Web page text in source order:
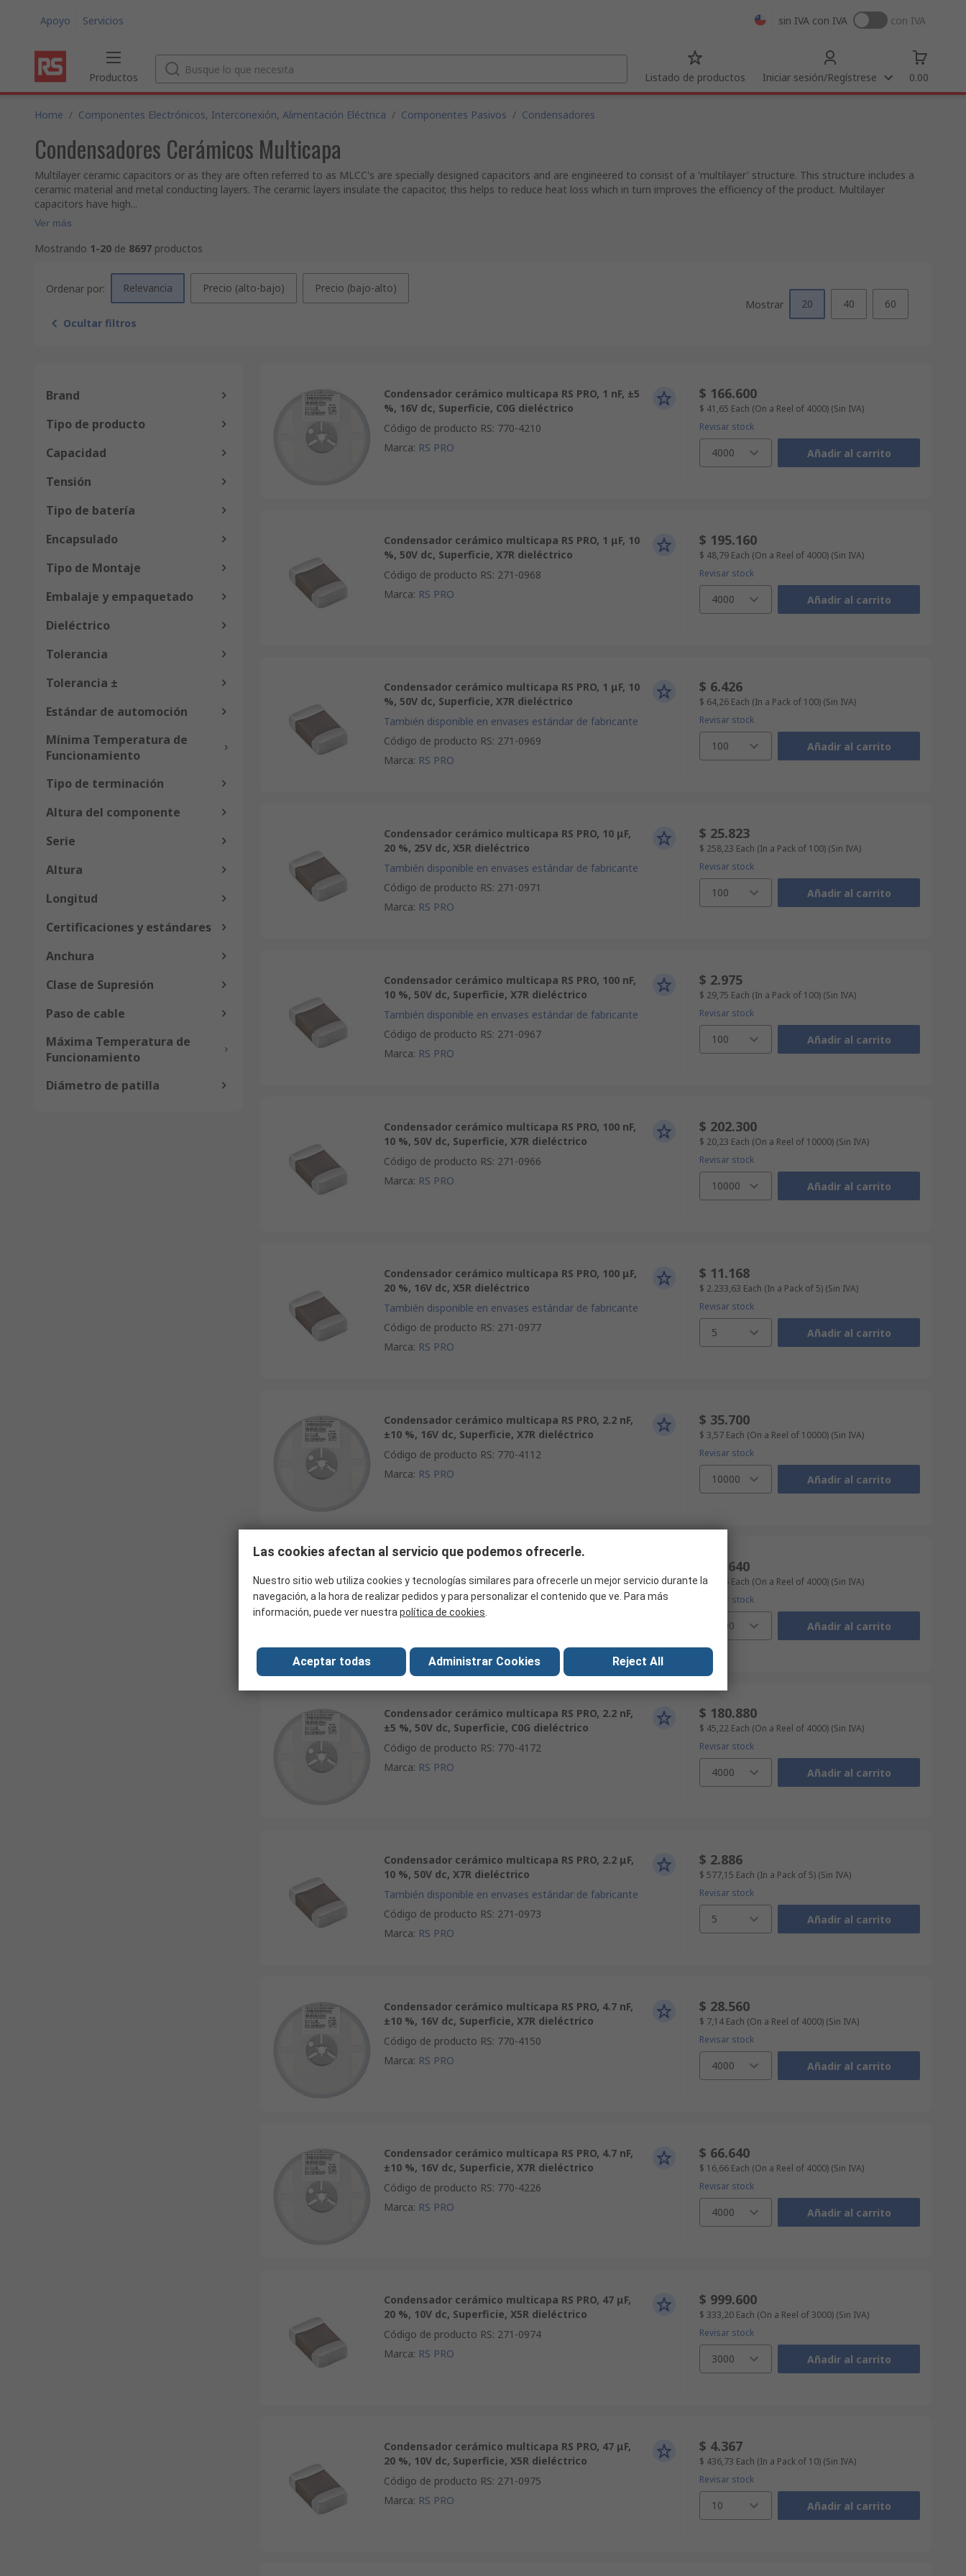
Apoyo Servicios sin IVA con IVA con IVA
Productos Listado de productos Iniciar sesión/Regístrese 0.00
Home / Componentes Electrónicos, Interconexión, Alimentación Eléctrica / Componentes Pasivos / Condensadores
Condensadores Cerámicos Multicapa
Multilayer ceramic capacitors or as they are often referred to as MLCC's are specially designed capacitors and are engineered to consist of a 'multilayer' structure. This structure includes a
ceramic material and metal conducting layers. The ceramic layers insulate the capacitor, this helps to reduce heat loss which in turn improves the efficiency of the product. Multilayer
capacitors have high...
Ver más
Mostrando 1-20 de 8697 productos
Ordenar por: Relevancia Precio (alto-bajo) Precio (bajo-alto)
Ocultar filtros
Mostrar 20 40 60
Brand
Tipo de producto
Capacidad
Tensión
Tipo de batería
Encapsulado
Tipo de Montaje
Embalaje y empaquetado
Dieléctrico
Tolerancia
Tolerancia ±
Estándar de automoción
Mínima Temperatura de
Funcionamiento
Tipo de terminación
Altura del componente
Serie
Altura
Longitud
Certificaciones y estándares
Anchura
Clase de Supresión
Paso de cable
Máxima Temperatura de
Funcionamiento
Diámetro de patilla
Condensador cerámico multicapa RS PRO, 1 nF, ±5
%, 16V dc, Superficie, C0G dieléctrico
Código de producto RS: 770-4210
Marca: RS PRO
$ 166.600
$ 41,65 Each (On a Reel of 4000) (Sin IVA)
Revisar stock
4000 Añadir al carrito
Condensador cerámico multicapa RS PRO, 1 μF, 10
%, 50V dc, Superficie, X7R dieléctrico
Código de producto RS: 271-0968
Marca: RS PRO
$ 195.160
$ 48,79 Each (On a Reel of 4000) (Sin IVA)
Revisar stock
4000 Añadir al carrito
Condensador cerámico multicapa RS PRO, 1 μF, 10
%, 50V dc, Superficie, X7R dieléctrico
También disponible en envases estándar de fabricante
Código de producto RS: 271-0969
Marca: RS PRO
$ 6.426
$ 64,26 Each (In a Pack of 100) (Sin IVA)
Revisar stock
100 Añadir al carrito
Condensador cerámico multicapa RS PRO, 10 μF,
20 %, 25V dc, X5R dieléctrico
También disponible en envases estándar de fabricante
Código de producto RS: 271-0971
Marca: RS PRO
$ 25.823
$ 258,23 Each (In a Pack of 100) (Sin IVA)
Revisar stock
100 Añadir al carrito
Condensador cerámico multicapa RS PRO, 100 nF,
10 %, 50V dc, Superficie, X7R dieléctrico
También disponible en envases estándar de fabricante
Código de producto RS: 271-0967
Marca: RS PRO
$ 2.975
$ 29,75 Each (In a Pack of 100) (Sin IVA)
Revisar stock
100 Añadir al carrito
Condensador cerámico multicapa RS PRO, 100 nF,
10 %, 50V dc, Superficie, X7R dieléctrico
Código de producto RS: 271-0966
Marca: RS PRO
$ 202.300
$ 20,23 Each (On a Reel of 10000) (Sin IVA)
Revisar stock
10000 Añadir al carrito
Condensador cerámico multicapa RS PRO, 100 μF,
20 %, 16V dc, X5R dieléctrico
También disponible en envases estándar de fabricante
Código de producto RS: 271-0977
Marca: RS PRO
$ 11.168
$ 2.233,63 Each (In a Pack of 5) (Sin IVA)
Revisar stock
5 Añadir al carrito
Condensador cerámico multicapa RS PRO, 2.2 nF,
±10 %, 16V dc, Superficie, X7R dieléctrico
Código de producto RS: 770-4112
Marca: RS PRO
$ 35.700
$ 3,57 Each (On a Reel of 10000) (Sin IVA)
Revisar stock
10000 Añadir al carrito
±10 %, 16V dc, Superficie, X7R dieléctrico
Código de producto RS:770-4213
Marca:RS PRO
$ 66.640
$ 16,66 Each (On a Reel of 4000) (Sin IVA)
Revisar stock
4000 Añadir al carrito
Condensador cerámico multicapa RS PRO, 2.2 nF,
±5 %, 50V dc, Superficie, C0G dieléctrico
Código de producto RS: 770-4172
Marca: RS PRO
$ 180.880
$ 45,22 Each (On a Reel of 4000) (Sin IVA)
Revisar stock
4000 Añadir al carrito
Condensador cerámico multicapa RS PRO, 2.2 μF,
10 %, 50V dc, X7R dieléctrico
También disponible en envases estándar de fabricante
Código de producto RS: 271-0973
Marca: RS PRO
$ 2.886
$ 577,15 Each (In a Pack of 5) (Sin IVA)
Revisar stock
5 Añadir al carrito
Condensador cerámico multicapa RS PRO, 4.7 nF,
±10 %, 16V dc, Superficie, X7R dieléctrico
Código de producto RS: 770-4150
Marca: RS PRO
$ 28.560
$ 7,14 Each (On a Reel of 4000) (Sin IVA)
Revisar stock
4000 Añadir al carrito
Condensador cerámico multicapa RS PRO, 4.7 nF,
±10 %, 16V dc, Superficie, X7R dieléctrico
Código de producto RS: 770-4226
Marca: RS PRO
$ 66.640
$ 16,66 Each (On a Reel of 4000) (Sin IVA)
Revisar stock
4000 Añadir al carrito
Condensador cerámico multicapa RS PRO, 47 μF,
20 %, 10V dc, Superficie, X5R dieléctrico
Código de producto RS: 271-0974
Marca: RS PRO
$ 999.600
$ 333,20 Each (On a Reel of 3000) (Sin IVA)
Revisar stock
3000 Añadir al carrito
Condensador cerámico multicapa RS PRO, 47 μF,
20 %, 10V dc, Superficie, X5R dieléctrico
Código de producto RS: 271-0975
Marca: RS PRO
$ 4.367
$ 436,73 Each (In a Pack of 10) (Sin IVA)
Revisar stock
10 Añadir al carrito
Las cookies afectan al servicio que podemos ofrecerle.
Nuestro sitio web utiliza cookies y tecnologías similares para ofrecerle un mejor servicio durante la
navegación, a la hora de realizar pedidos y para personalizar el contenido que ve. Para más
información, puede ver nuestra política de cookies
Aceptar todas Administrar Cookies Reject All